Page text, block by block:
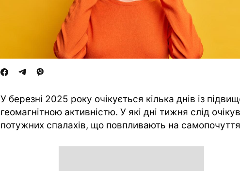
У березні 2025 року очікується кілька днів із
геомагнітною активністю. У які дні тижня слід
потужних спалахів, що повпливають на